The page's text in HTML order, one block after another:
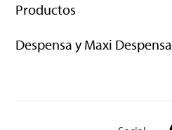
Productos
Despensa y Maxi Despensa